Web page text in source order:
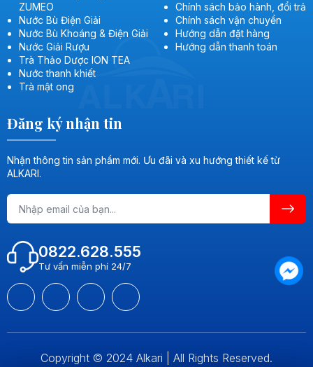
ZUMEO
Nước Bù Điện Giải
Nước Bù Khoáng & Điện Giải
Nước Giải Rượu
Trà Thảo Dược ION TEA
Nước thanh khiết
Trà mật ong
Chính sách bảo hành, đổi trả
Chính sách vận chuyển
Hướng dẫn đặt hàng
Hướng dẫn thanh toán
Đăng ký nhận tin
Nhận thông tin sản phẩm mới. Ưu đãi và xu hướng thiết kế từ
ALKARI.
0822.628.555
Tư vấn miễn phí 24/7
Copyright © 2024 Alkari | All Rights Reserved.